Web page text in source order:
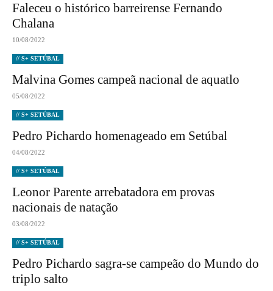
Faleceu o histórico barreirense Fernando
Chalana
10/08/2022
// S+ SETÚBAL
Malvina Gomes campeã nacional de aquatlo
05/08/2022
// S+ SETÚBAL
Pedro Pichardo homenageado em Setúbal
04/08/2022
// S+ SETÚBAL
Leonor Parente arrebatadora em provas
nacionais de natação
03/08/2022
// S+ SETÚBAL
Pedro Pichardo sagra-se campeão do Mundo do
triplo salto